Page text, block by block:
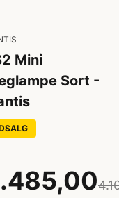
Mini
Sort -